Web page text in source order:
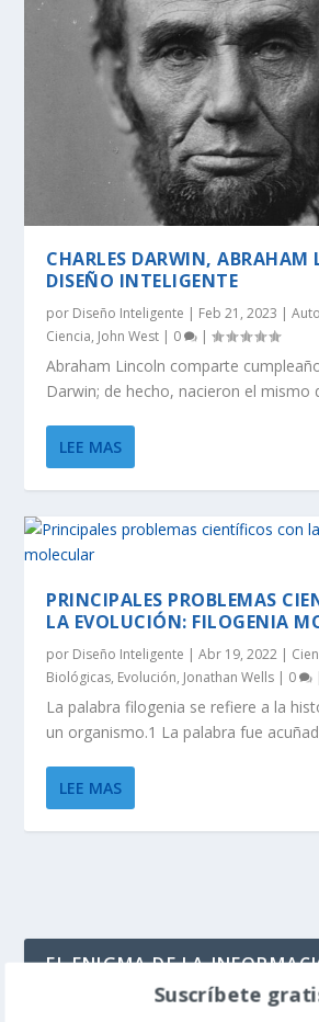
CHARLES DARWIN, ABRAHAM
DISEÑO INTELIGENTE
por Diseño Inteligente | Feb 21, 2023 |
Ciencia, John West | 0 |
Abraham Lincoln comparte
Darwin; de hecho, nacieron el mismo
LEE MAS
PRINCIPALES PROBLEMAS
LA EVOLUCIÓN: FILOGENIA
por Diseño Inteligente |Abr 19, 2022 |
Biológicas, Evolución, Jonathan Wells | 0
La palabra filogenia se refiere a la
un organismo.1 La palabra fue
LEE MAS
EL ENIGMA DE LA
(BIOLÓGICA)Suscríbete